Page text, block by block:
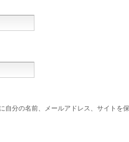
自分の名前、メールアドレス、サイトを